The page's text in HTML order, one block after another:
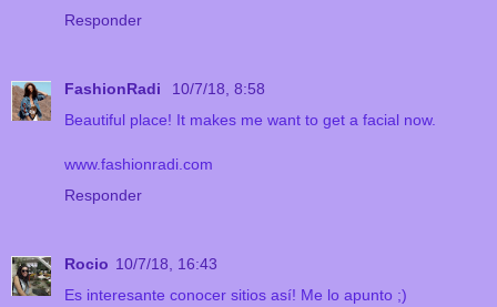
Responder
FashionRadi
10/7/18, 8:58
Beautiful place! It makes me want to get a facial now.
www.fashionradi.com
Responder
Rocio 10/7/18, 16:43
Es interesante conocer sitios así! Me lo apunto ;)